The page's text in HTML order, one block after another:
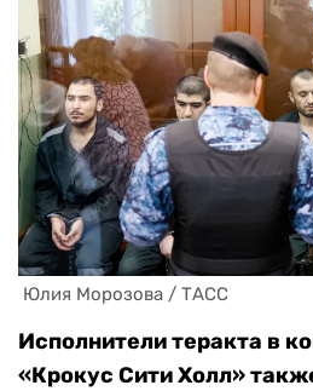
Юлия Морозова / ТАСС
Исполнители теракта в
«Крокус Сити Холл»